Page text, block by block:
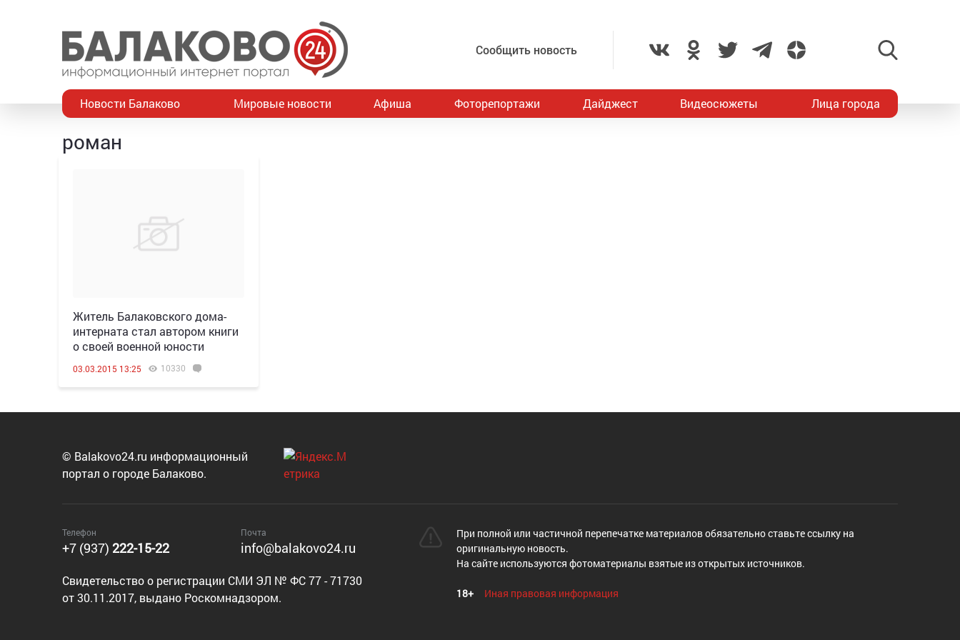
Сообщить новость
Новости Балаково Мировые новости Афиша Фоторепортажи Дайджест Видеосюжеты Лица города
роман
Житель Балаковского дома-
интерната стал автором книги
о своей военной юности
03.03.2015 13:25 10330
© Balakovo24.ru информационный
портал о городе Балаково.
Телефон
+7 (937) 222-15-22
Почта
info@balakovo24.ru
Cвидетельство о регистрации СМИ ЭЛ № ФС 77 - 71730
от 30.11.2017, выдано Роскомнадзором.
При полной или частичной перепечатке материалов обязательно ставьте ссылку на
оригинальную новость.
На сайте используются фотоматериалы взятые из открытых источников.
18+ Иная правовая информация